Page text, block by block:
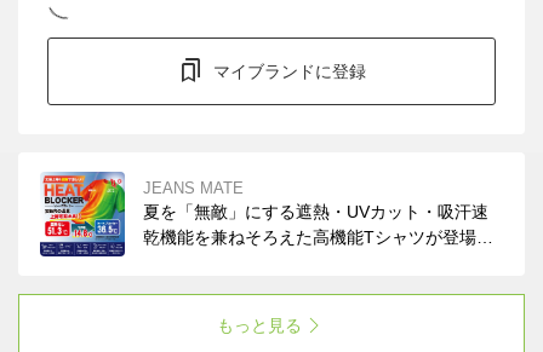
マイブランドに登録
JEANS MATE
夏を「無敵」にする遮熱・UVカット・吸汗速
乾機能を兼ねそろえた高機能Tシャツが登場。
もっと見る